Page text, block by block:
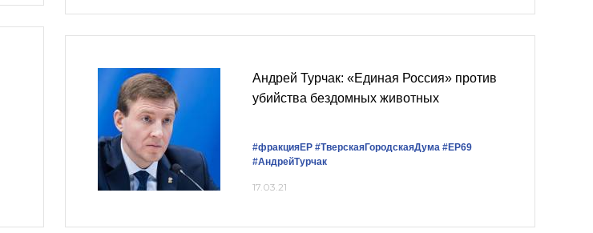
Андрей Турчак: «Единая Россия» против
убийства бездомных животных
#фракцияЕР #ТверскаяГородскаяДума #ЕР69
#АндрейТурчак
17.03.21